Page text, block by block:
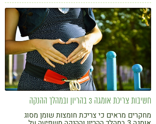
חשיבות צריכת אומגה 3 בהריון ובמהלך ההנקה
מחקרים מראים כי צריכת חומצות שומן מסוג